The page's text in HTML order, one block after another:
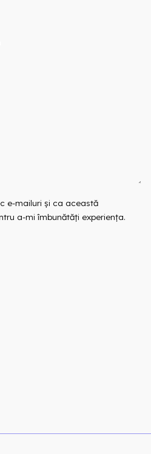
e-mailuri și ca această
a-mi îmbunătăți experiența.